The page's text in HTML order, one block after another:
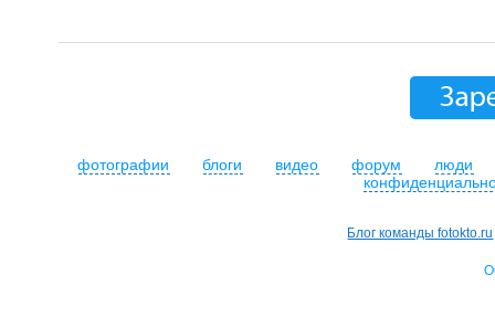
фотографии блоги видео форум
люди
Блог команды fotokto.ru